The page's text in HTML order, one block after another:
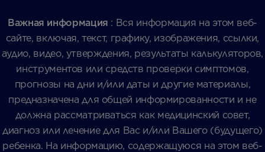
Важная информация : Вся информация на этом веб-
сайте, включая, текст, графику, изображения, ссылки,
аудио, видео, утверждения, результаты калькуляторов,
инструментов или средств проверки симптомов,
прогнозы на дни и/или даты и другие материалы,
предназначена для общей информированности и не
должна рассматриваться как медицинский совет,
диагноз или лечение для Вас и/или Вашего (будущего)
ребенка. На информацию, содержащуюся на этом веб-